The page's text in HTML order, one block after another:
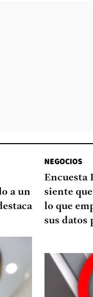
a un
NEGOCIOS
Encuesta
siente
lo que
sus datos